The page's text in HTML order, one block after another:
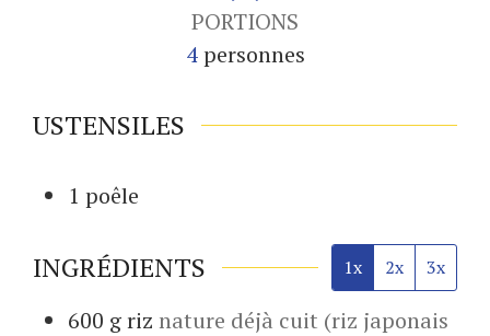
PORTIONS
4 personnes
USTENSILES
1 poêle
INGRÉDIENTS 1x 2x 3x
600 griz nature déjà cuit (riz japonais